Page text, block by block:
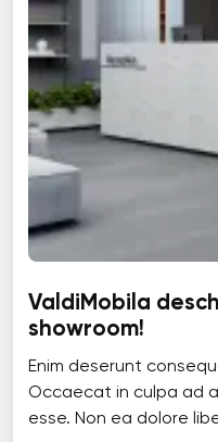
ValdiMobila
showroom!
Enim deserunt
Occaecat in culpa ad
esse. Non ea dolore